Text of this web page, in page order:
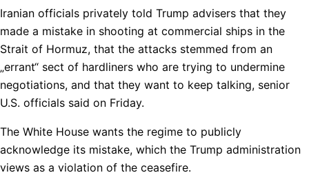
Iranian officials privately told Trump advisers that they
made a mistake in shooting at commercial ships in the
Strait of Hormuz, that the attacks stemmed from an
„errant“ sect of hardliners who are trying to undermine
negotiations, and that they want to keep talking, senior
U.S. officials said on Friday.
The White House wants the regime to publicly
acknowledge its mistake, which the Trump administration
views as a violation of the ceasefire.